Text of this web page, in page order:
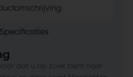
Specificaties
dat u op zoek bent naar